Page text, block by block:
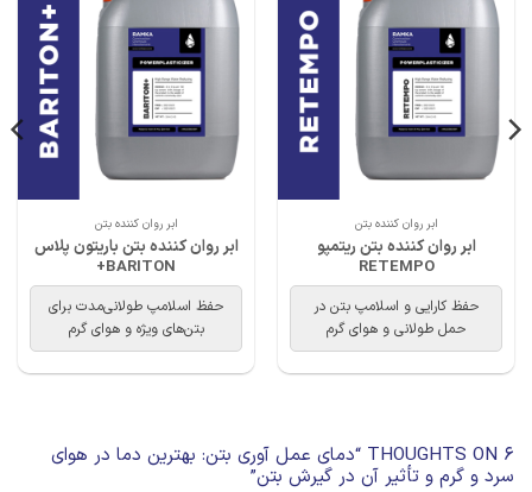
ابر روان کننده بتن
ابر روان کننده بتن ریتمپو
RETEMPO
حفظ کارایی و اسلامپ بتن در
حمل طولانی و هوای گرم
ابر روان کننده بتن
ابر روان کننده بتن باریتون پلاس
BARITON+
حفظ اسلامپ طولانی‌مدت برای
بتن‌های ویژه و هوای گرم
6 THOUGHTS ON “ دمای عمل آوری بتن: بهترین دما در هوای
سرد و گرم و تأثیر آن در گیرش بتن”